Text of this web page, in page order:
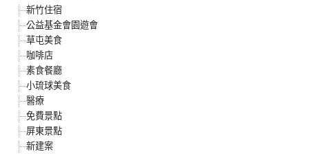
新竹住宿
公益基金會園遊會
草屯美食
咖啡店
素食餐廳
小琉球美食
醫療
免費景點
屏東景點
新建案